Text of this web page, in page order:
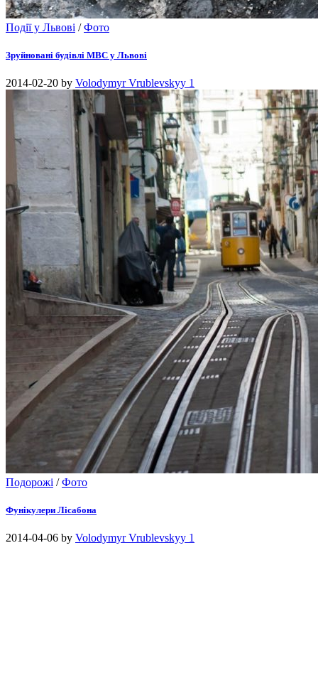
Події у Львові /Фото
Зруйновані будівлі МВС у Львові
2014-02-20 by Volodymyr Vrublevskyy 1
Подорожі /Фото
Фунікулери Лісабона
2014-04-06 by Volodymyr Vrublevskyy 1